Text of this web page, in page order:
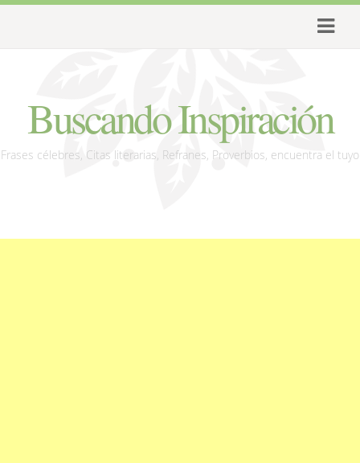
Buscando Inspiración
Frases célebres, Citas literarias, Refranes, Proverbios, encuentra el tuyo